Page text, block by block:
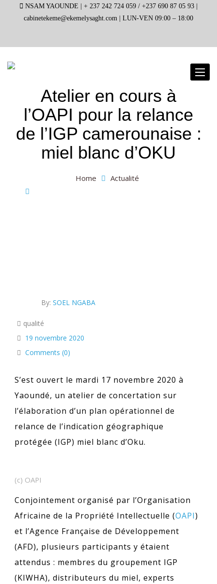
NSAM YAOUNDE | + 237 242 724 059 / +237 690 87 05 93 |
cabinetekeme@ekemelysaght.com | LUN-VEN 09:00 – 18:00
Atelier en cours à
l’OAPI pour la relance
de l’IGP camerounaise :
miel blanc d’OKU
Home
Actualité
By: SOEL NGABA
qualité
19 novembre 2020
Comments (0)
S’est ouvert le mardi 17 novembre 2020 à
Yaoundé, un atelier de concertation sur
l’élaboration d’un plan opérationnel de
relance de l’indication géographique
protégée (IGP) miel blanc d’Oku.
(c) OAPI
Conjointement organisé par l’Organisation
Africaine de la Propriété Intellectuelle (OAPI)
et l’Agence Française de Développement
(AFD), plusieurs participants y étaient
attendus : membres du groupement IGP
(KIWHA), distributeurs du miel, experts